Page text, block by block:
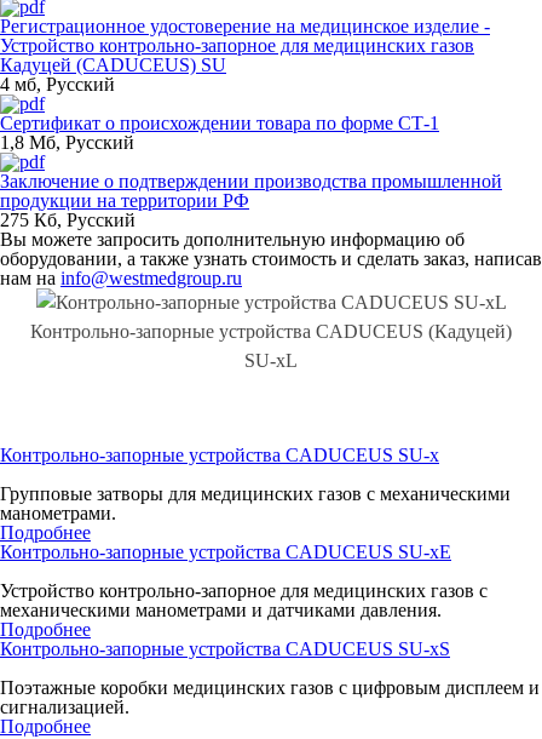
Регистрационное удостоверение на медицинское изделие -
Устройство контрольно-запорное для медицинских газов
Кадуцей (CADUCEUS) SU
4 мб, Русский
Сертификат о происхождении товара по форме СТ-1
1,8 Мб, Русский
Заключение о подтверждении производства промышленной
продукции на территории РФ
275 Кб, Русский
Вы можете запросить дополнительную информацию об
оборудовании, а также узнать стоимость и сделать заказ, написав
нам на info@westmedgroup.ru
Контрольно-запорные устройства CADUCEUS (Кадуцей)
SU-xL
Контрольно-запорные устройства CADUCEUS SU-x
Групповые затворы для медицинских газов с механическими
манометрами.
Подробнее
Контрольно-запорные устройства CADUCEUS SU-xE
Устройство контрольно-запорное для медицинских газов с
механическими манометрами и датчиками давления.
Подробнее
Контрольно-запорные устройства CADUCEUS SU-xS
Поэтажные коробки медицинских газов с цифровым дисплеем и
сигнализацией.
Подробнее